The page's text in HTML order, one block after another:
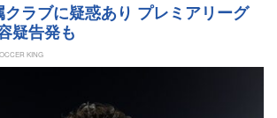
ラブに疑惑あり プレミアリーグ
疑告発も
KING